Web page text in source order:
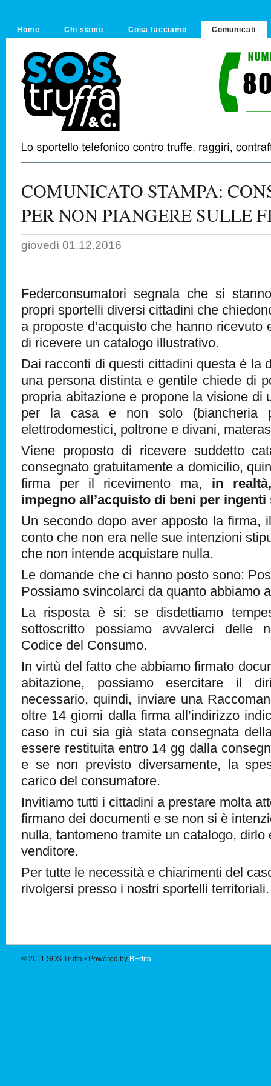
Home Chi siamo Cosa facciamo Comunicati
COMUNICATO STAMPA:
PER NON PIANGERE SULLE
giovedì 01.12.2016
Federconsumatori segnala che si
propri sportelli diversi cittadini che
a proposte d’acquisto che hanno ricevuto
di ricevere un catalogo illustrativo.
Dai racconti di questi cittadini questa è la
una persona distinta e gentile chiede di
propria abitazione e propone la visione di
per la casa e non solo (biancheria
elettrodomestici, poltrone e divani,
Viene proposto di ricevere suddetto
consegnato gratuitamente a domicilio,
firma per il ricevimento ma, in
impegno all’acquisto di beni per
Un secondo dopo aver apposto la firma,
conto che non era nelle sue intenzioni
che non intende acquistare nulla.
Le domande che ci hanno posto sono:
Possiamo svincolarci da quanto abbiamo
La risposta è si: se disdettiamo
sottoscritto possiamo avvalerci delle
Codice del Consumo.
In virtù del fatto che abbiamo firmato
abitazione, possiamo esercitare il
necessario, quindi, inviare una
oltre 14 giorni dalla firma all’indirizzo
caso in cui sia già stata consegnata
essere restituita entro 14 gg dalla
e se non previsto diversamente, la
carico del consumatore.
Invitiamo tutti i cittadini a prestare molta
firmano dei documenti e se non si è
nulla, tantomeno tramite un catalogo, dirlo
venditore.
Per tutte le necessità e chiarimenti del
rivolgersi presso i nostri sportelli territoriali.
© 2011 SOS Truffa • Powered by BEdita